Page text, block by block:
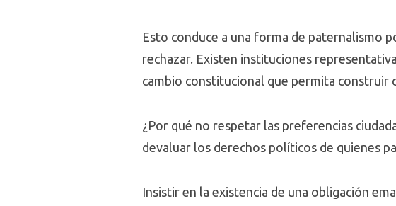
Esto conduce a una forma de paternalismo
rechazar. Existen instituciones
cambio constitucional que permita construir
¿Por qué no respetar las preferencias
devaluar los derechos políticos de quienes
Insistir en la existencia de una obligación